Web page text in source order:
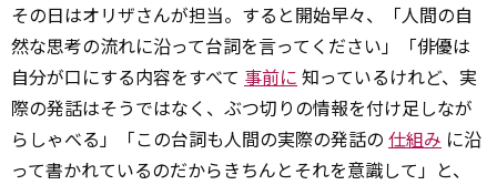
その日はオリザさんが担当。すると開始早々、「人間の自
然な思考の流れに沿って台詞を言ってください」「俳優は
自分が口にする内容をすべて 事前に 知っているけれど、実
際の発話はそうではなく、ぶつ切りの情報を付け足しなが
らしゃべる」「この台詞も人間の実際の発話の 仕組み に沿
って書かれているのだからきちんとそれを意識して」と、